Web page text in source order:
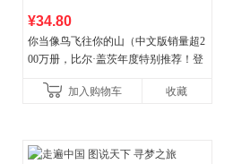
¥34.80
你当像鸟飞往你的山（中文版销量超2
00万册，比尔·盖茨年度特别推荐！登
比你听说的还要
加入购物车 收藏